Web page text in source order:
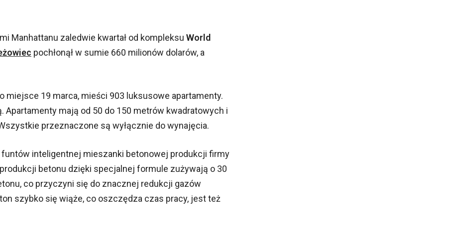
Manhattanu zaledwie kwartał od kompleksu World
pochłonął w sumie 660 milionów dolarów, a
miejsce 19 marca, mieści 903 luksusowe apartamenty.
mają od 50 do 150 metrów kwadratowych i
przeznaczone są wyłącznie do wynajęcia.
inteligentnej mieszanki betonowej produkcji firmy
betonu dzięki specjalnej formule zużywają o 30
co przyczyni się do znacznej redukcji gazów
szybko się wiąże, co oszczędza czas pracy, jest też